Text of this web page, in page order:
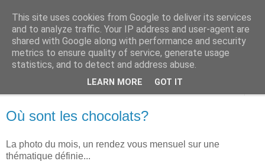
Terres des Confins
Où sont les chocolats?
La photo du mois, un rendez vous mensuel sur une
thématique définie...
This site uses cookies from Google to deliver its services
and to analyze traffic. Your IP address and user-agent are
shared with Google along with performance and security
metrics to ensure quality of service, generate usage
statistics, and to detect and address abuse.
LEARN MORE GOT IT